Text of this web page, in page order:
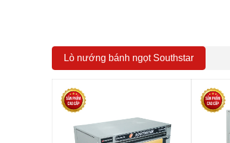
Lò nướng bánh ngọt Southstar